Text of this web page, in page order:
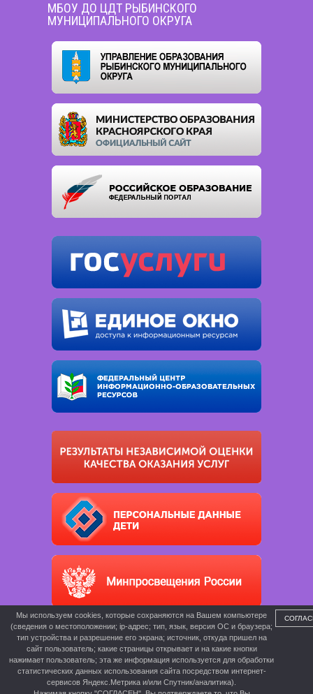
МБОУ ДО ЦДТ РЫБИНСКОГО
МУНИЦИПАЛЬНОГО ОКРУГА
Мы используем cookies, которые сохраняются на Вашем компьютере
(сведения о местоположении; ip-адрес; тип, язык, версия ОС и браузера;
тип устройства и разрешение его экрана; источник, откуда пришел на
сайт пользователь; какие страницы открывает и на какие кнопки
нажимает пользователь; эта же информация используется для обработки
статистических данных использования сайта посредством интернет-
сервисов Яндекс.Метрика и/или Спутник/аналитика).